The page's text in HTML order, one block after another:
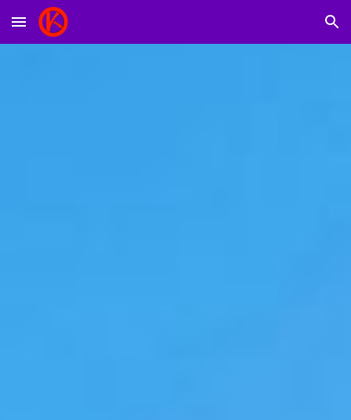
Skip to main content Skip to navigation